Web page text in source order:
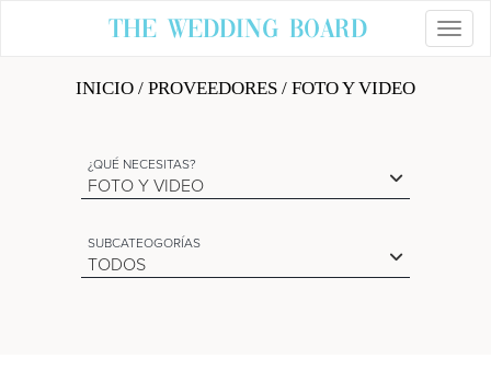
The Wedding Board
INICIO / PROVEEDORES / FOTO Y VIDEO
¿QUÉ NECESITAS?
FOTO Y VIDEO
SUBCATEOGORÍAS
TODOS